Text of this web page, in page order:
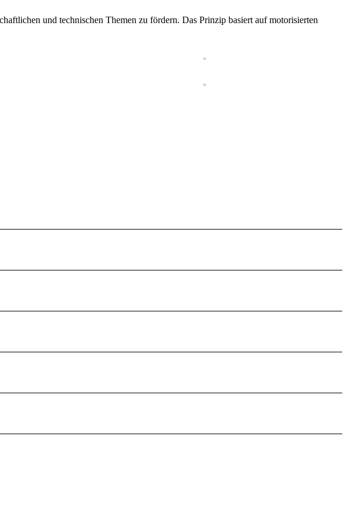
und technischen Themen zu fördern. Das Prinzip basiert auf motorisierten